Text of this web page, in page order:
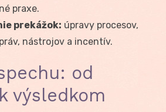
praxe.
prekážok: úpravy procesov,
nástrojov a incentív.
od
výsledkom